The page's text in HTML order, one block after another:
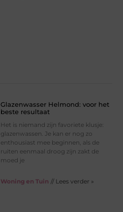
Glazenwasser Helmond: voor het
beste resultaat
Het is niemand zijn favoriete klusje:
glazenwassen. Je kan er nog zo
enthousiast mee beginnen, als de
ruiten eenmaal droog zijn zakt de
moed je
Woning en Tuin // Lees verder »